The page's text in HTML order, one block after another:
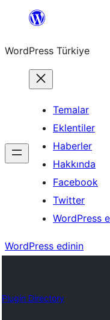
İçeriğe
WordPress Türkiye
Temalar
Eklentiler
Haberler
Hakkında
Facebook
Twitter
WordPress
WordPress edinin
Plugin Directory